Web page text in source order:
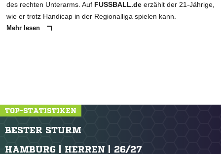
des rechten Unterarms. Auf FUSSBALL.de erzählt der 21-Jährige,
wie er trotz Handicap in der Regionalliga spielen kann.
Mehr lesen
TOP-STATISTIKEN
BESTER STURM
HAMBURG | HERREN | 26/27